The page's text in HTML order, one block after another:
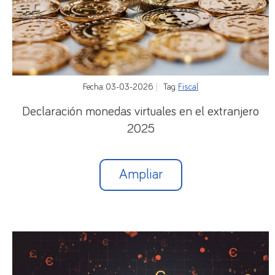
reducido su facturación en el mes natural anterior
al de la solicitud, al menos, en un 75% en relación
con el promedio de facturación del semestre
natural anterior.
La cuantía de esa prestación será el 70% del
promedio de las bases de cotización a la Seguridad
Social del último año, y su duración será de un mes
en que finalice el estado de alarma).
Durante el tiempo en que se perciba dicha
parte del/de la trabajador/a autónomo/a.
Fecha: 03-03-2026 Tag: Fiscal
Declaración monedas virtuales en el extranjero
2025
Ampliar